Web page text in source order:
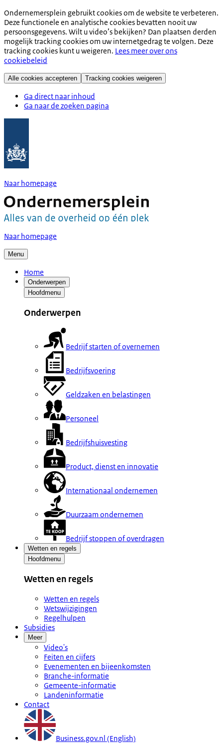
Ondernemersplein gebruikt cookies om de website te verbeteren.
Deze functionele en analytische cookies bevatten nooit uw
persoonsgegevens. Wilt u video’s bekijken? Dan plaatsen derden
mogelijk tracking cookies om uw internetgedrag te volgen. Deze
tracking cookies kunt u weigeren. Lees meer over ons
cookiebeleid
Alle cookies accepteren Tracking cookies weigeren
Ga direct naar inhoud
Ga naar de zoeken pagina
Naar homepage
Naar homepage
Menu
Home
Onderwerpen
Hoofdmenu
Onderwerpen
Bedrijf starten of overnemen
Bedrijfsvoering
Geldzaken en belastingen
Personeel
Bedrijfshuisvesting
Product, dienst en innovatie
Internationaal ondernemen
Duurzaam ondernemen
Bedrijf stoppen of overdragen
Wetten en regels
Hoofdmenu
Wetten en regels
Wetten en regels
Wetswijzigingen
Regelhulpen
Subsidies
Meer
Video's
Feiten en cijfers
Evenementen en bijeenkomsten
Branche-informatie
Gemeente-informatie
Landeninformatie
Contact
Business.gov.nl (English)